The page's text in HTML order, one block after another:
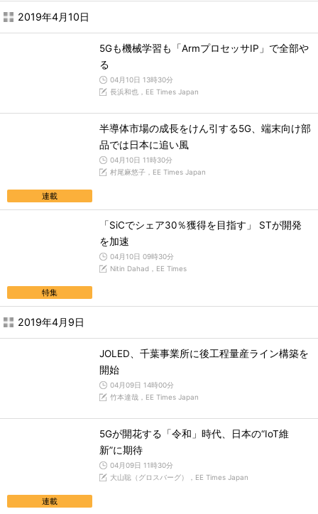
2019年4月10日
5Gも機械学習も「ArmプロセッサIP」で全部や
る
04月10日 13時30分
長浜和也，EE Times Japan
連載
半導体市場の成長をけん引する5G、端末向け部
品では日本に追い風
04月10日 11時30分
村尾麻悠子，EE Times Japan
特集
「SiCでシェア30％獲得を目指す」 STが開発
を加速
04月10日 09時30分
Nitin Dahad，EE Times
2019年4月9日
JOLED、千葉事業所に後工程量産ライン構築を
開始
04月09日 14時00分
竹本達哉，EE Times Japan
連載
5Gが開花する「令和」時代、日本の“IoT維
新”に期待
04月09日 11時30分
大山聡（グロスバーグ），EE Times Japan